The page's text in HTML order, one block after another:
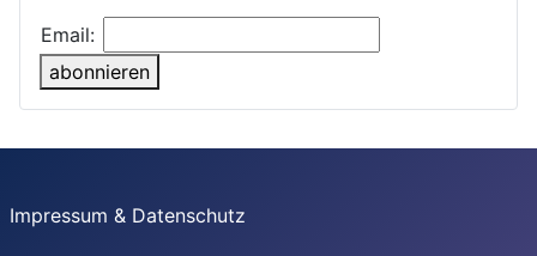
Email:
abonnieren
Impressum & Datenschutz